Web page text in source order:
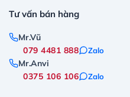
Tư vấn bán hàng
Mr.Vũ
079 4481 888
Zalo
Mr.Anvi
0375 106 106
Zalo